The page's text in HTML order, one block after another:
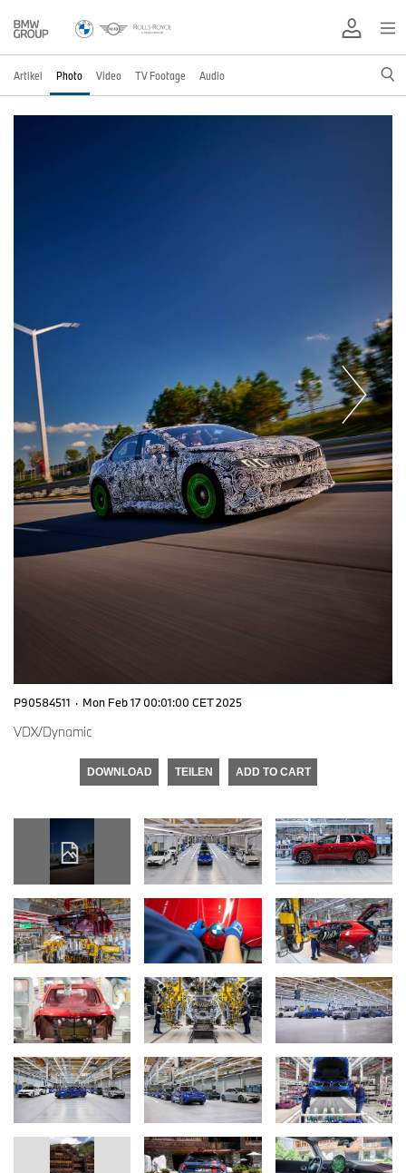
Artikel Photo Video TV Footage Audio
P90584511 · Mon Feb 17 00:01:00 CET 2025
VDX/Dynamic
DOWNLOAD TEILEN ADD TO CART